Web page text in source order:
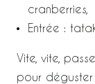
cranberries,
Entrée :
Vite, vite,
pour déguster